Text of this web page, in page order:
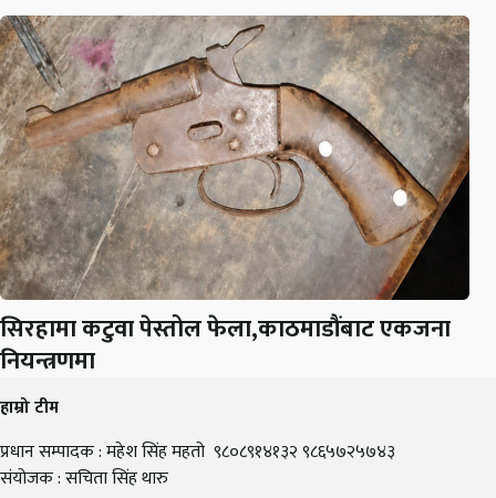
सिरहामा कटुवा पेस्तोल फेला,काठमाडौंबाट एकजना
नियन्त्रणमा
हाम्रो टीम
प्रधान सम्पादक : महेश सिंह महतो ९८०८९१४१३२ ९८६५७२५७४३
संयोजक : सचिता सिंह थारु